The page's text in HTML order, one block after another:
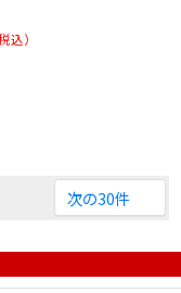
込）
次の30件